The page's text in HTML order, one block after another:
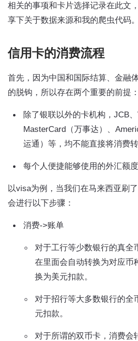
相关的事项和卡片选择记录在此文
享下关于数据来源和我的爬虫代码。
信用卡的消费流程
首先，因为中国和国际结算、金融
的脱钩，所以存在两个重要的前提：
除了银联以外的卡机构，JCB、
MasterCard（万事达）、
运通）等，均不能直接将消费
每个人便捷能够使用的外汇额度
以visa为例，当我们在马来西亚刷
会进行以下步骤：
消费->账单
对于工行等少数银行的真全
在里面会自动转换为对应币
换为美元扣款。
对于招行等大多数银行的全
元扣款。
对于所谓的双币卡，消费会